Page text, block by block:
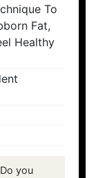
To
Fat,
Healthy
you